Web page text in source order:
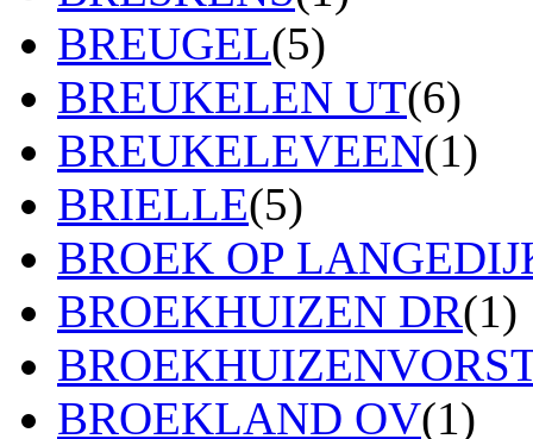
BREUGEL(5)
BREUKELEN UT(6)
BREUKELEVEEN(1)
BRIELLE(5)
BROEK OP
BROEKHUIZEN DR(1)
BROEKLAND OV(1)